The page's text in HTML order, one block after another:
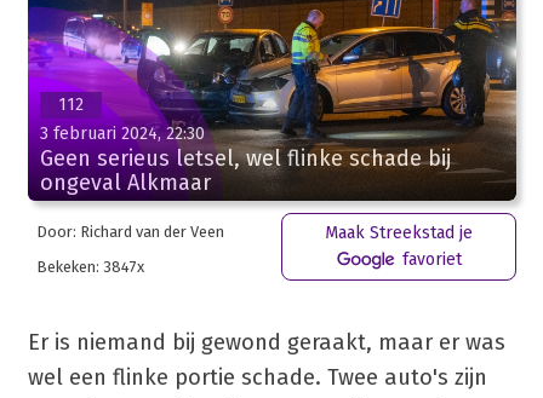
112
3 februari 2024, 22:30
Geen serieus letsel, wel flinke schade bij
ongeval Alkmaar
Door: Richard van der Veen
Bekeken: 3847x
Maak Streekstad je
favoriet
Er is niemand bij gewond geraakt, maar er was
wel een flinke portie schade. Twee auto's zijn